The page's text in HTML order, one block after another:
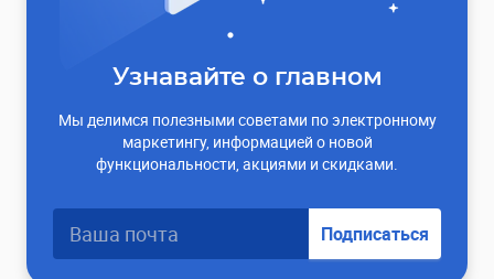
Узнавайте о главном
Мы делимся полезными советами по электронному
маркетингу, информацией о новой
функциональности, акциями и скидками.
Подписаться